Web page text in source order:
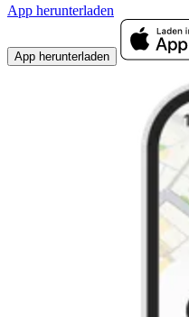
App herunterladen
App herunterladen